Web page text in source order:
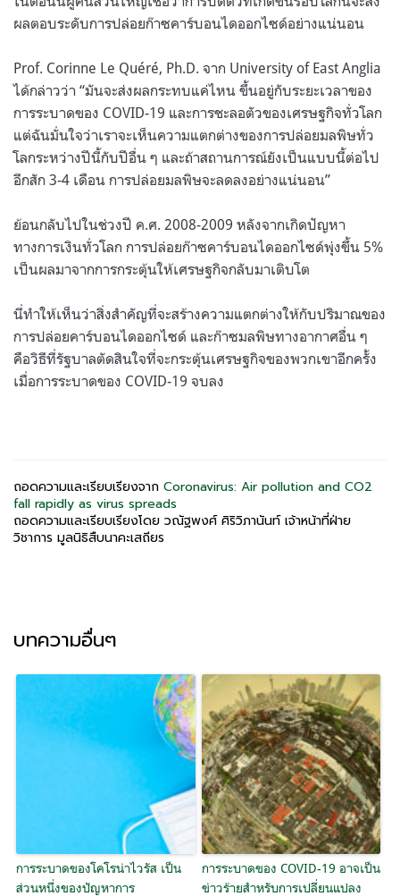
ผลตอบระดับการปล่อยก๊าซคาร์บอนไดออกไซด์อย่างแน่นอน
Prof. Corinne Le Quéré, Ph.D. จาก University of East Anglia
ได้กล่าวว่า “มันจะส่งผลกระทบแค่ไหน ขึ้นอยู่กับระยะเวลาของ
การระบาดของ COVID-19 และการชะลอตัวของเศรษฐกิจทั่วโลก
แต่ฉันมั่นใจว่าเราจะเห็นความแตกต่างของการปล่อยมลพิษทั่ว
โลกระหว่างปีนี้กับปีอื่น ๆ และถ้าสถานการณ์ยังเป็นแบบนี้ต่อไป
อีกสัก 3-4 เดือน การปล่อยมลพิษจะลดลงอย่างแน่นอน”
ย้อนกลับไปในช่วงปี ค.ศ. 2008-2009 หลังจากเกิดปัญหา
ทางการเงินทั่วโลก การปล่อยก๊าซคาร์บอนไดออกไซด์พุ่งขึ้น 5%
เป็นผลมาจากการกระตุ้นให้เศรษฐกิจกลับมาเติบโต
นี่ทำให้เห็นว่าสิ่งสำคัญที่จะสร้างความแตกต่างให้กับปริมาณของ
การปล่อยคาร์บอนไดออกไซด์ และก๊าซมลพิษทางอากาศอื่น ๆ
คือวิธีที่รัฐบาลตัดสินใจที่จะกระตุ้นเศรษฐกิจของพวกเขาอีกครั้ง
เมื่อการระบาดของ COVID-19 จบลง
ถอดความและเรียบเรียงจาก Coronavirus: Air pollution and CO2
fall rapidly as virus spreads
ถอดความและเรียบเรียงโดย วณัฐพงศ์ ศิริวิภานันท์ เจ้าหน้าที่ฝ่าย
วิชาการ มูลนิธิสืบนาคะเสถียร
บทความอื่นๆ
การระบาดของโคโรน่าไวรัส เป็น
ส่วนหนึ่งของปัญหาการ
การระบาดของ COVID-19 อาจเป็น
ข่าวร้ายสำหรับการเปลี่ยนแปลง